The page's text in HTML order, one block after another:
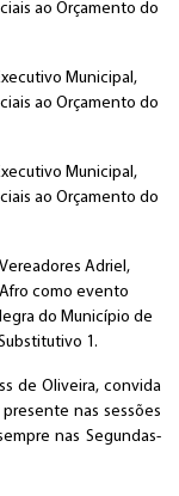
ao Orçamento do
Municipal,
ao Orçamento do
Municipal,
ao Orçamento do
Adriel,
Afro como evento
do Município de
1.
de Oliveira, convida
nas sessões
nas Segundas-